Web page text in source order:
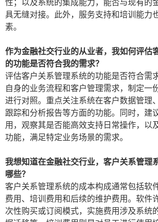
性；以及系统的集成能力，能否与现有的
具无缝对接。此外，服务支持和培训能力
素。
作为金融社交行业的从业者，我如何评估
的功能是否符合我的需求？
评估客户关系管理系统的功能是否符合需
自身的业务流程和客户管理需求，制定一
进行对照。重点关注系统在客户数据管理
跟踪和分析报告等方面的功能。同时，建
用，观察其是否能高效支持日常操作，以
功能，满足特定业务场景的需求。
我想知道在金融社交行业，客户关系管理
哪些？
客户关系管理系统的成本构成通常包括软
费用、培训费用和后续的维护费用。软件
次性购买或订阅模式，实施费用涉及系统